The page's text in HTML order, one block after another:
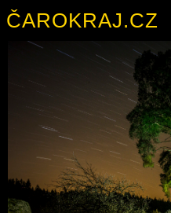
ČAROKRAJ.CZ